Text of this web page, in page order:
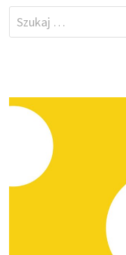
Szukaj: